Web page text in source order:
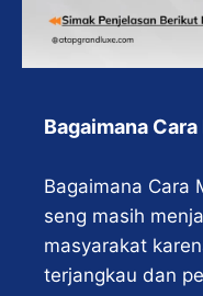
Bagaimana
Bagaimana Cara
seng masih
masyarakat
terjangkau dan